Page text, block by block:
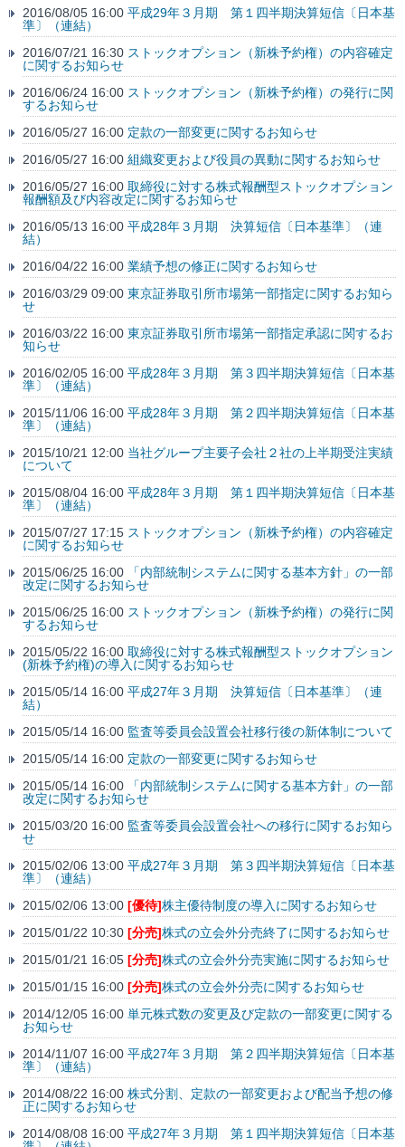
2016/08/05 16:00 平成29年３月期 第１四半期決算短信〔日本基
準〕（連結）
2016/07/21 16:30 ストックオプション（新株予約権）の内容確定
に関するお知らせ
2016/06/24 16:00 ストックオプション（新株予約権）の発行に関
するお知らせ
2016/05/27 16:00 定款の一部変更に関するお知らせ
2016/05/27 16:00 組織変更および役員の異動に関するお知らせ
2016/05/27 16:00 取締役に対する株式報酬型ストックオプション
報酬額及び内容改定に関するお知らせ
2016/05/13 16:00 平成28年３月期 決算短信〔日本基準〕（連
結）
2016/04/22 16:00 業績予想の修正に関するお知らせ
2016/03/29 09:00 東京証券取引所市場第一部指定に関するお知ら
せ
2016/03/22 16:00 東京証券取引所市場第一部指定承認に関するお
知らせ
2016/02/05 16:00 平成28年３月期 第３四半期決算短信〔日本基
準〕（連結）
2015/11/06 16:00 平成28年３月期 第２四半期決算短信〔日本基
準〕（連結）
2015/10/21 12:00 当社グループ主要子会社２社の上半期受注実績
について
2015/08/04 16:00 平成28年３月期 第１四半期決算短信〔日本基
準〕（連結）
2015/07/27 17:15 ストックオプション（新株予約権）の内容確定
に関するお知らせ
2015/06/25 16:00
「内部統制システムに関する基本方針」の一部
改定に関するお知らせ
2015/06/25 16:00 ストックオプション（新株予約権）の発行に関
するお知らせ
2015/05/22 16:00 取締役に対する株式報酬型ストックオプション
(新株予約権)の導入に関するお知らせ
2015/05/14 16:00 平成27年３月期 決算短信〔日本基準〕（連
結）
2015/05/14 16:00 監査等委員会設置会社移行後の新体制について
2015/05/14 16:00 定款の一部変更に関するお知らせ
2015/05/14 16:00
「内部統制システムに関する基本方針」の一部
改定に関するお知らせ
2015/03/20 16:00 監査等委員会設置会社への移行に関するお知ら
せ
2015/02/06 13:00 平成27年３月期 第３四半期決算短信〔日本基
準〕（連結）
2015/02/06 13:00 [優待]株主優待制度の導入に関するお知らせ
2015/01/22 10:30 [分売]株式の立会外分売終了に関するお知らせ
2015/01/21 16:05 [分売]株式の立会外分売実施に関するお知らせ
2015/01/15 16:00 [分売]株式の立会外分売に関するお知らせ
2014/12/05 16:00 単元株式数の変更及び定款の一部変更に関する
お知らせ
2014/11/07 16:00 平成27年３月期 第２四半期決算短信〔日本基
準〕（連結）
2014/08/22 16:00 株式分割、定款の一部変更および配当予想の修
正に関するお知らせ
2014/08/08 16:00 平成27年３月期 第１四半期決算短信〔日本基